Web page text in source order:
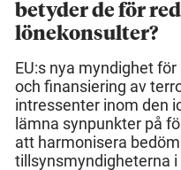
betyder de för
lönekonsulter?
EU:s nya myndighet
och finansiering av
intressenter inom den
lämna synpunkter på
att harmonisera
tillsynsmyndigheterna